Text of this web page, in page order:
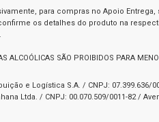
para compras no Apoio
os detalhes do produto na
ALCOÓLICAS SÃO PROIBIDOS PARA
e Logística S.A. / CNPJ: 07.399.636/
Ltda. / CNPJ: 00.070.509/0011-82 /